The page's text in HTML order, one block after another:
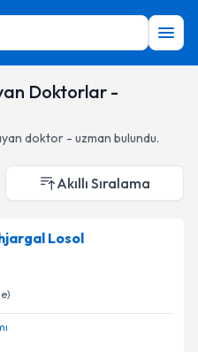
Doktorlar -
doktor - uzman bulundu.
Akıllı Sıralama
Losol